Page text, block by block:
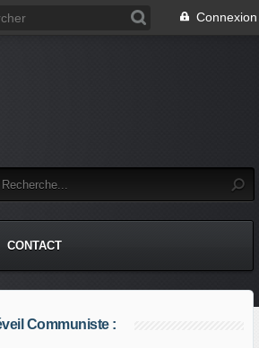
Connexion
CONTACT
Communiste :